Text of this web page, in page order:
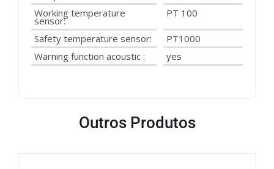
Working temperature
sensor:
PT 100
Safety temperature sensor:
PT1000
Warning function acoustic :
yes
Outros Produtos